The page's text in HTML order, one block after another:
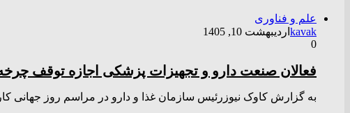
علم و فناوری
kavak اردیبهشت 10, 1405
0
فعالان صنعت دارو و تجهیزات پزشکی اجازه توقف چرخه
به گزارش کاوک نیوزرئیس سازمان غذا و دارو در مراسم روز جهانی